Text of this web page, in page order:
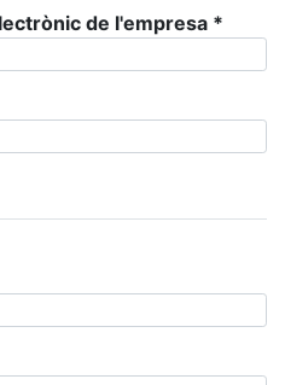
de l'empresa *